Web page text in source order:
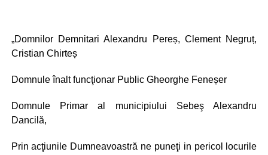
„Domnilor Demnitari Alexandru Pereș, Clement Negruț,
Cristian Chirteș
Domnule înalt funcţionar Public Gheorghe Feneșer
Domnule Primar al municipiului Sebeş Alexandru
Dancilă,
Prin acţiunile Dumneavoastră ne puneţi in pericol locurile